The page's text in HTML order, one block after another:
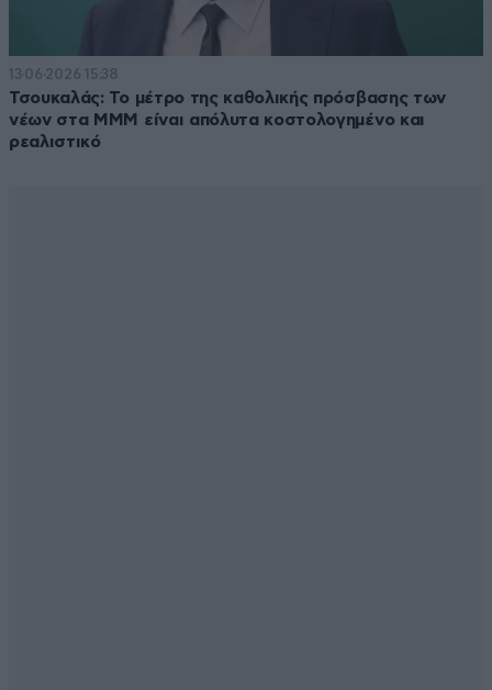
13·06·2026 15:38
Τσουκαλάς: Το μέτρο της καθολικής πρόσβασης των
νέων στα ΜΜΜ είναι απόλυτα κοστολογημένο και
ρεαλιστικό